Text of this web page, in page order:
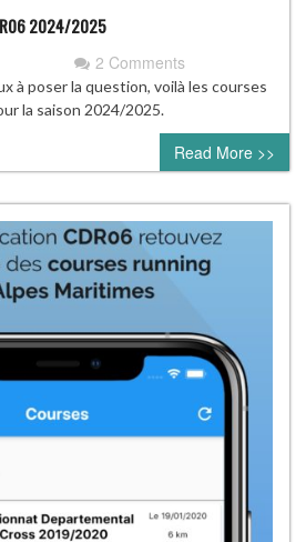
2024/2025
2 Comments
à poser la question, voilà les courses
la saison 2024/2025.
Read More >>